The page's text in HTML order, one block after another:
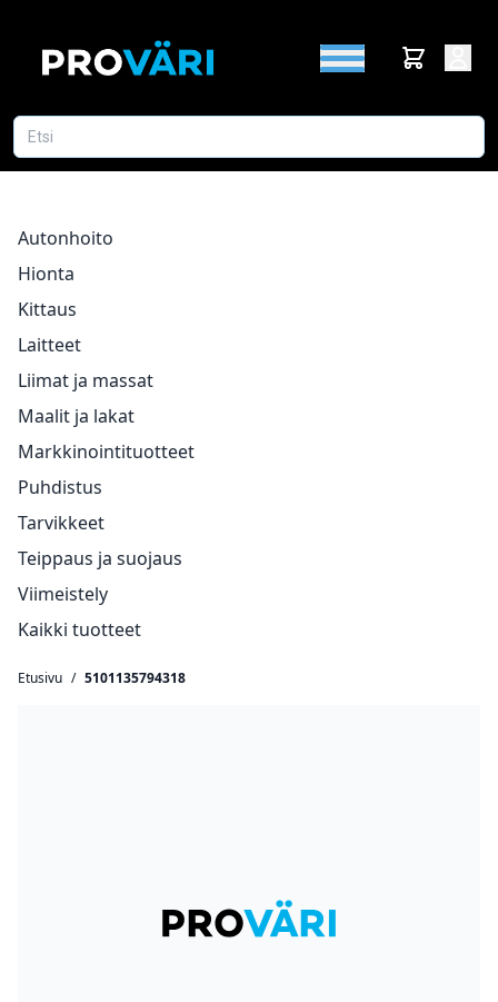
Autonhoito
Hionta
Kittaus
Laitteet
Liimat ja massat
Maalit ja lakat
Markkinointituotteet
Puhdistus
Tarvikkeet
Teippaus ja suojaus
Viimeistely
Kaikki tuotteet
Etusivu / 5101135794318